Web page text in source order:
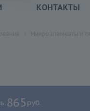
КОНТАКТЫ
865 руб.